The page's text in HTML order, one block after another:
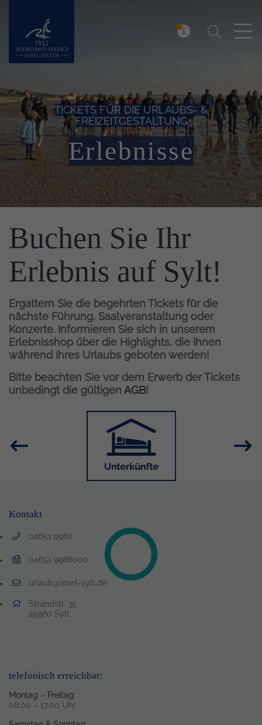
Insel Sylt Suchen
TICKETS FÜR DIE URLAUBS- &
FREIZEITGESTALTUNG
Erlebnisse
Einleitung
Buchen Sie Ihr
Erlebnis auf Sylt!
Ergattern Sie die begehrten Tickets für die
nächste Führung, Saalveranstaltung oder
Konzerte. Informieren Sie sich in unserem
Erlebnisshop über die Highlights, die Ihnen
während Ihres Urlaubs geboten werden!
Bitte beachten Sie vor dem Erwerb der Tickets
unbedingt die gültigen AGB!
Bild
Kontakt
04651 9980
Telefonnummer: 0 4 6 5 1 9 9 8 0
04651 9986000
Faxnummer: 0 4 6 5 1 9 9 8 6 0 0 0
urlaub@insel-sylt.de
E-Mail Adresse: urlaub@insel-sylt.de
Adresse:
Strandstr. 35
25980 , 2 5 9 8 0
Sylt
telefonisch erreichbar:
Montag – Freitag:
08.00 – 17.00 Uhr